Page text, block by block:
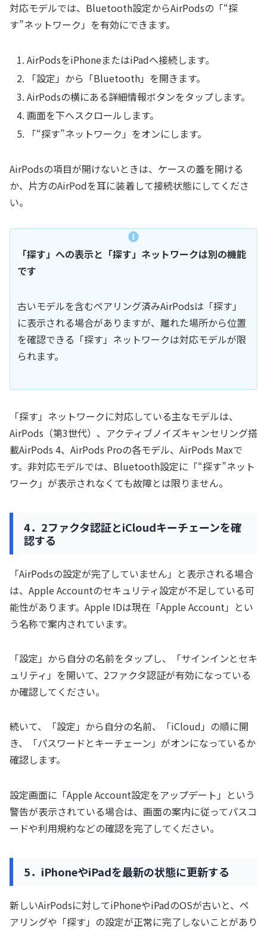
対応モデルでは、Bluetooth設定からAirPodsの「“探
す”ネットワーク」を有効にできます。
AirPodsをiPhoneまたはiPadへ接続します。
「設定」から「Bluetooth」を開きます。
AirPodsの横にある詳細情報ボタンをタップします。
画面を下へスクロールします。
「“探す”ネットワーク」をオンにします。
AirPodsの項目が開けないときは、ケースの蓋を開ける
か、片方のAirPodを耳に装着して接続状態にしてくださ
い。
「探す」への表示と「探す」ネットワークは別の機能
です
古いモデルを含むペアリング済みAirPodsは「探す」
に表示される場合がありますが、離れた場所から位置
を確認できる「探す」ネットワークは対応モデルが限
られます。
「探す」ネットワークに対応している主なモデルは、
AirPods（第3世代）、アクティブノイズキャンセリング搭
載AirPods 4、AirPods Proの各モデル、AirPods Maxで
す。非対応モデルでは、Bluetooth設定に「“探す”ネット
ワーク」が表示されなくても故障とは限りません。
4．2ファクタ認証とiCloudキーチェーンを確
認する
「AirPodsの設定が完了していません」と表示される場合
は、Apple Accountのセキュリティ設定が不足している可
能性があります。Apple IDは現在「Apple Account」とい
う名称で案内されています。
「設定」から自分の名前をタップし、「サインインとセキ
ュリティ」を開いて、2ファクタ認証が有効になっている
か確認してください。
続いて、「設定」から自分の名前、「iCloud」の順に開
き、「パスワードとキーチェーン」がオンになっているか
確認します。
設定画面に「Apple Account設定をアップデート」という
警告が表示されている場合は、画面の案内に従ってパスコ
ードや利用規約などの確認を完了してください。
5．iPhoneやiPadを最新の状態に更新する
新しいAirPodsに対してiPhoneやiPadのOSが古いと、ペ
アリングや「探す」の設定が正常に完了しないことがあり